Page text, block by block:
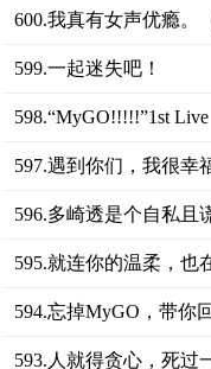
600.我真有女声优瘾。
599.一起迷失吧！
598.“MyGO!!!!!‌”1st
597.遇到你们，我很幸
596.多崎透是个自私且
595.就连你的温柔，也
594.忘掉MyGO，带你
593.人就得贪心，死过